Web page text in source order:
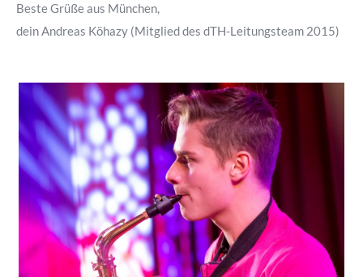
Beste Grüße aus München,
dein Andreas Köhazy (Mitglied des dTH-Leitungsteam 2015)